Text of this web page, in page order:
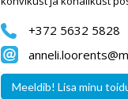
+372 5632 5828
Meeldib! Lisa minu